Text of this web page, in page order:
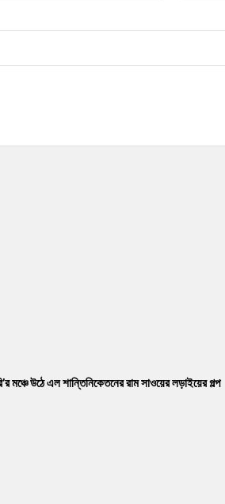
মঞ্চে উঠে এল শান্তিনিকেতনের রাম সাওয়ের লড়াইয়ের গল্প